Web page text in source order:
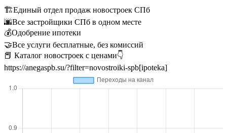
🏗Единый отдел продаж новостроек СПб
🌆Все застройщики СПб в одном месте
💰Одобрение ипотеки
🤝Все услуги бесплатные, без комиссий
📕 Каталог новостроек с ценами👇
https://anegaspb.su/?filter=novostroiki-spb[ipoteka]